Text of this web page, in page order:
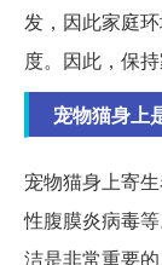
发，因此家庭
度。因此，保
宠物猫身上
宠物猫身上寄
性腹膜炎病毒
洁是非常重要